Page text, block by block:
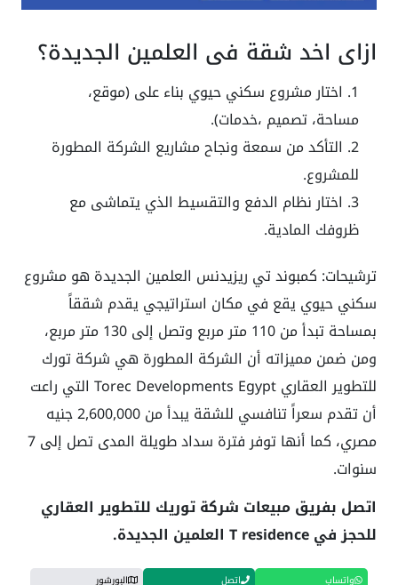
ازاي اخد شقة في العلمين الجديدة؟
اختار مشروع سكني حيوي بناء على (موقع،
مساحة، تصميم ،خدمات).
التأكد من سمعة ونجاح مشاريع الشركة المطورة
للمشروع.
اختار نظام الدفع والتقسيط الذي يتماشى مع
ظروفك المادية.
ترشيحات: كمبوند تي ريزيدنس العلمين الجديدة هو مشروع
سكني حيوي يقع في مكان استراتيجي يقدم شققاً
بمساحة تبدأ من 110 متر مربع وتصل إلى 130 متر مربع،
ومن ضمن مميزاته أن الشركة المطورة هي شركة تورك
للتطوير العقاري Torec Developments Egypt التي راعت
أن تقدم سعراً تنافسي للشقة يبدأ من 2,600,000 جنيه
مصري، كما أنها توفر فترة سداد طويلة المدى تصل إلى 7
سنوات.
اتصل بفريق مبيعات شركة توريك للتطوير العقاري
للحجز في T residence العلمين الجديدة.
واتساب اتصل البورشور